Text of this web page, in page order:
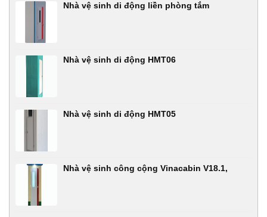
Nhà vệ sinh di động liền phòng tắm
Nhà vệ sinh di động HMT06
Nhà vệ sinh di động HMT05
Nhà vệ sinh công cộng Vinacabin V18.1,